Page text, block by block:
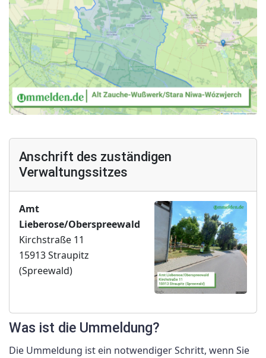
Anschrift des zuständigen
Verwaltungssitzes
Amt
Lieberose/Oberspreewald
Kirchstraße 11
15913 Straupitz
(Spreewald)
Was ist die Ummeldung?
Die Ummeldung ist ein notwendiger Schritt, wenn Sie